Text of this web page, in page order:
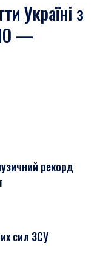
Україні з
—
рекорд
сил ЗСУ